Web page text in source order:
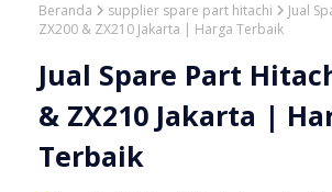
Beranda supplier spare part hitachi
Jual
ZX200 & ZX210 Jakarta | Harga Terbaik
Jual Spare Part
& ZX210 Jakarta |
Terbaik